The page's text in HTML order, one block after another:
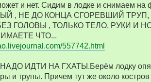
и нет. Сидим в лодке и снимаем
, НЕ ДО КОНЦА СГОРЕВШИЙ
ГОЛОВЫ , ТОЛЬКО ТЕЛО, РУКИ И
ЧТО...
557742.html
ИДТИ НА ГХАТЫ.Берём лодку
и трупы. Причем тут же около